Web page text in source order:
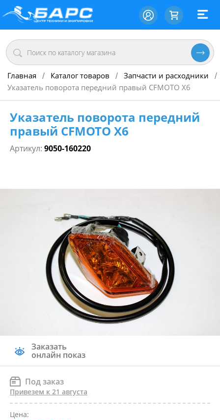
Главная / Каталог товаров / Запчасти и расходники
/
Указатель поворота передний правый CFMOTO X6
Указатель поворота передний
правый CFMOTO X6
Артикул: 9050-160220
Заказать
онлайн показ
Под заказ
Привезем к 21 августа
Цена: